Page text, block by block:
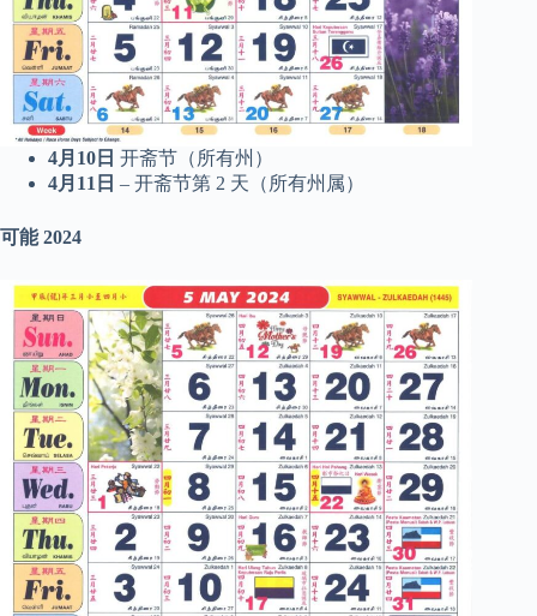
4月10日 开斋节（所有州）
4月11日 – 开斋节第 2 天（所有州属）
可能2024